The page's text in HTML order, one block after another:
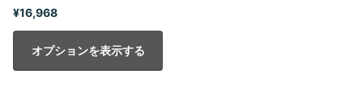
¥16,968
オプションを表示する